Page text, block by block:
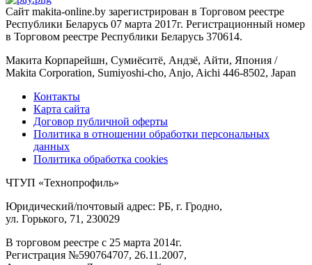
Сайт makita-online.by зарегистрирован в Торговом реестре
Республики Беларусь 07 марта 2017г. Регистрационный номер
в Торговом реестре Республики Беларусь 370614.
Макита Корпарейшн, Сумиёситё, Андзё, Айти, Япония /
Makita Corporation, Sumiyoshi-cho, Anjo, Aichi 446-8502, Japan
Контакты
Карта сайта
Договор публичной оферты
Политика в отношении обработки персональных
данных
Политика обработка cookies
ЧТУП «Технопрофиль»
Юридический/почтовый адрес: РБ, г. Гродно,
ул. Горького, 71, 230029
В торговом реестре с 25 марта 2014г.
Регистрация №590764707, 26.11.2007,